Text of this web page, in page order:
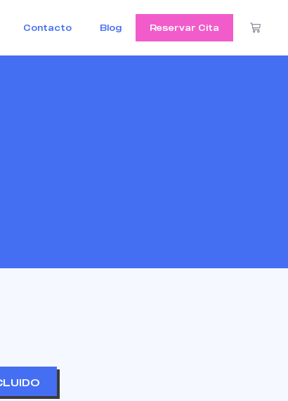
Contacto Blog Reservar Cita